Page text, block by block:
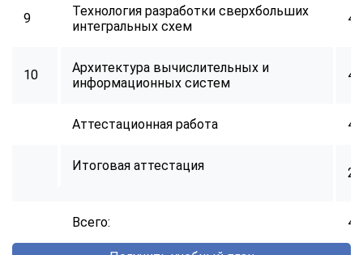
9
Технология разработки сверхбольших
интегральных схем
40
10
Архитектура вычислительных и
информационных систем
40
Аттестационная работа 40
Итоговая аттестация 2
Всего: